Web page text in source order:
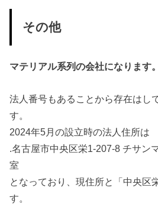
その他
マテリアル系列の会社になります。
法人番号もあることから存在はし
す。
2024年5月の設立時の法人住所は
.名古屋市中央区栄1-207-8 チサン
室
となっており、現住所と「中央区
す。